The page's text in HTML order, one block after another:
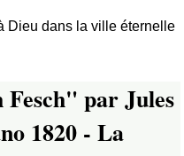
Dieu dans la ville éternelle
par Jules
1820 - La